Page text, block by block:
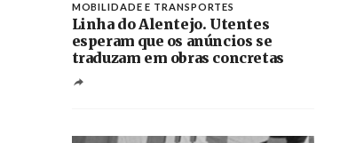
MOBILIDADE E TRANSPORTES
Linha do Alentejo. Utentes
esperam que os anúncios se
traduzam em obras concretas